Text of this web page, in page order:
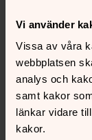
Vi använder
Vissa av våra
webbplatsen
analys och
samt kakor
länkar vidare
kakor.
Utsättning
Borttagning
In- och